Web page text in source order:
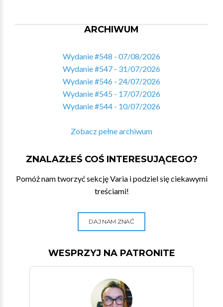
ARCHIWUM
Wydanie #548 - 07/08/2026
Wydanie #547 - 31/07/2026
Wydanie #546 - 24/07/2026
Wydanie #545 - 17/07/2026
Wydanie #544 - 10/07/2026
Zobacz pełne archiwum
ZNALAZŁEŚ COŚ INTERESUJĄCEGO?
Pomóż nam tworzyć sekcję Varia i podziel się ciekawymi
treściami!
DAJ NAM ZNAĆ
WESPRZYJ NA PATRONITE